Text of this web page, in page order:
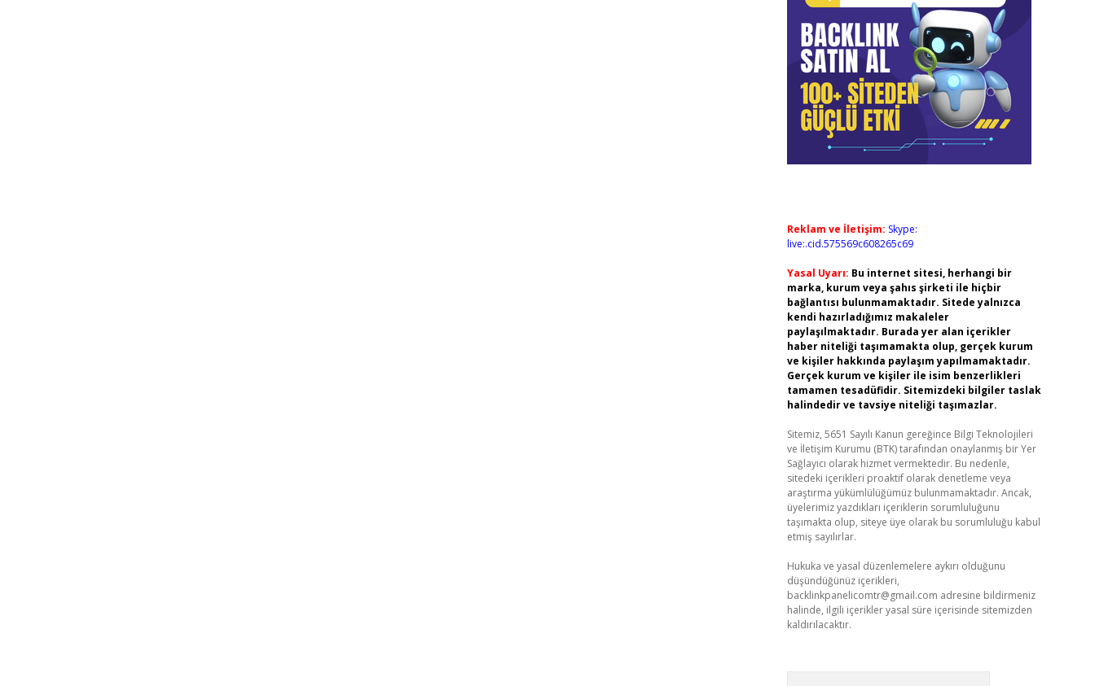
Reklam ve İletişim: Skype:
live:.cid.575569c608265c69
Yasal Uyarı: Bu internet sitesi, herhangi bir
marka, kurum veya şahıs şirketi ile hiçbir
bağlantısı bulunmamaktadır. Sitede yalnızca
kendi hazırladığımız makaleler
paylaşılmaktadır. Burada yer alan içerikler
haber niteliği taşımamakta olup, gerçek kurum
ve kişiler hakkında paylaşım yapılmamaktadır.
Gerçek kurum ve kişiler ile isim benzerlikleri
tamamen tesadüfidir. Sitemizdeki bilgiler taslak
halindedir ve tavsiye niteliği taşımazlar.
Sitemiz, 5651 Sayılı Kanun gereğince Bilgi Teknolojileri
ve İletişim Kurumu (BTK) tarafından onaylanmış bir Yer
Sağlayıcı olarak hizmet vermektedir. Bu nedenle,
sitedeki içerikleri proaktif olarak denetleme veya
araştırma yükümlülüğümüz bulunmamaktadır. Ancak,
üyelerimiz yazdıkları içeriklerin sorumluluğunu
taşımakta olup, siteye üye olarak bu sorumluluğu kabul
etmiş sayılırlar.
Hukuka ve yasal düzenlemelere aykırı olduğunu
düşündüğünüz içerikleri,
backlinkpanelicomtr@gmail.com adresine bildirmeniz
halinde, ilgili içerikler yasal süre içerisinde sitemizden
kaldırılacaktır.